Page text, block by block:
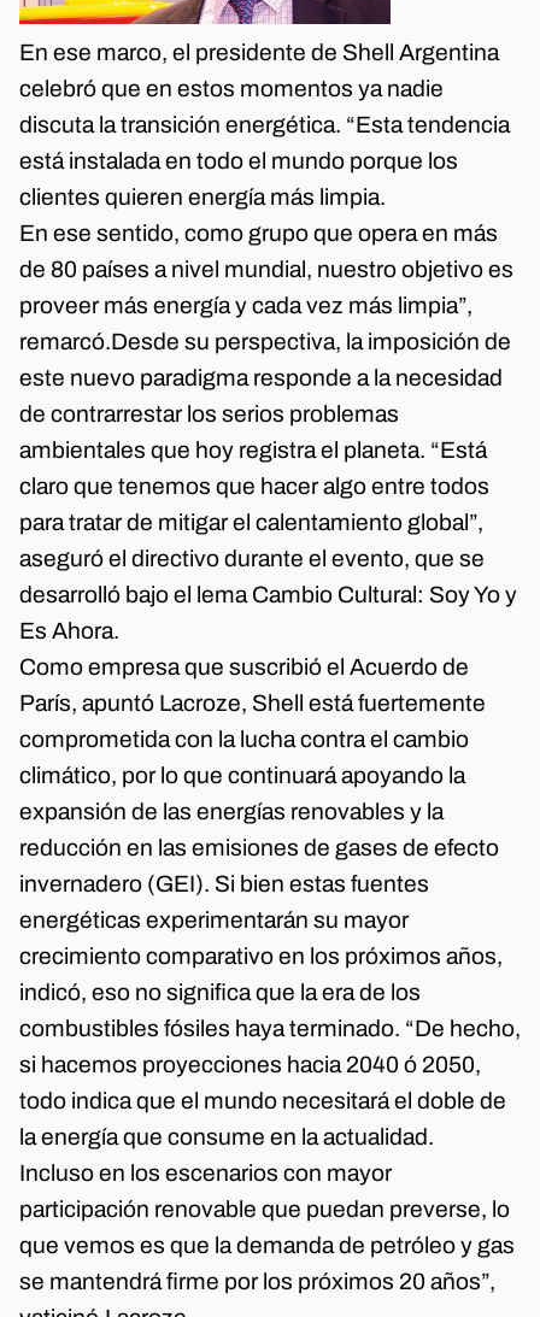
En ese marco, el presidente de Shell Argentina
celebró que en estos momentos ya nadie
discuta la transición energética. “Esta tendencia
está instalada en todo el mundo porque los
clientes quieren energía más limpia.
En ese sentido, como grupo que opera en más
de 80 países a nivel mundial, nuestro objetivo es
proveer más energía y cada vez más limpia”,
remarcó.Desde su perspectiva, la imposición de
este nuevo paradigma responde a la necesidad
de contrarrestar los serios problemas
ambientales que hoy registra el planeta. “Está
claro que tenemos que hacer algo entre todos
para tratar de mitigar el calentamiento global”,
aseguró el directivo durante el evento, que se
desarrolló bajo el lema Cambio Cultural: Soy Yo y
Es Ahora.
Como empresa que suscribió el Acuerdo de
París, apuntó Lacroze, Shell está fuertemente
comprometida con la lucha contra el cambio
climático, por lo que continuará apoyando la
expansión de las energías renovables y la
reducción en las emisiones de gases de efecto
invernadero (GEI). Si bien estas fuentes
energéticas experimentarán su mayor
crecimiento comparativo en los próximos años,
indicó, eso no significa que la era de los
combustibles fósiles haya terminado. “De hecho,
si hacemos proyecciones hacia 2040 ó 2050,
todo indica que el mundo necesitará el doble de
la energía que consume en la actualidad.
Incluso en los escenarios con mayor
participación renovable que puedan preverse, lo
que vemos es que la demanda de petróleo y gas
se mantendrá firme por los próximos 20 años”,